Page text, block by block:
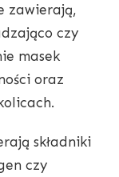
zawierają,
czy
masek
oraz
składniki
czy